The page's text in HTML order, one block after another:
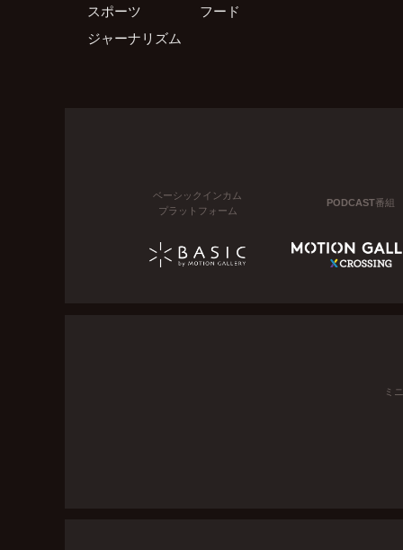
スポーツ
フード
ジャーナリズム
ベーシックインカム
プラットフォーム
PODCAST番組
ミ